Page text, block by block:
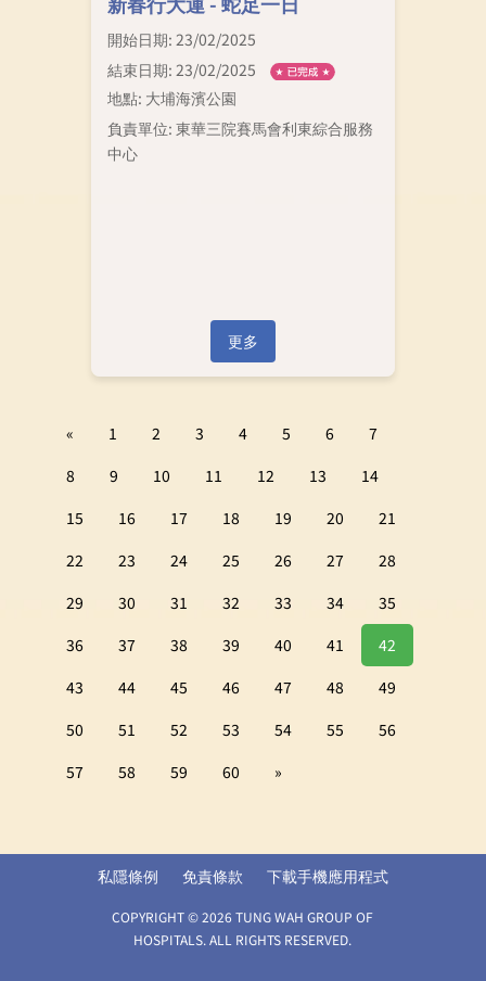
開始日期: 23/02/2025
結束日期: 23/02/2025
地點: 大埔海濱公園
負責單位: 東華三院賽馬會利東綜合服務
中心
更多
« 1 2 3 4 5 6
7
8
9 10 11 12 13
14
15
16 17 18 19 20
21
22
23 24 25 26 27
28
29
30 31 32 33 34
35
36
37 38 39 40 41
42
43
44 45 46 47 48
49
50
51 52 53 54 55
56
57
58 59 60 »
私隱條例 免責條款 下載手機應用程式
COPYRIGHT © 2026 TUNG WAH GROUP OF
HOSPITALS. ALL RIGHTS RESERVED.